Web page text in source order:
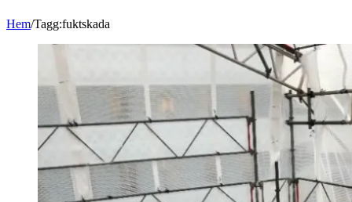
Hem/Tagg:fuktskada